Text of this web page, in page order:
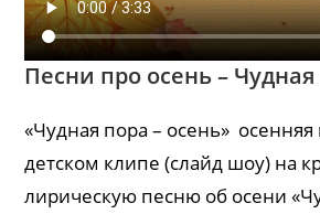
Песни про осень –
«Чудная пора – осень»
детском клипе (слайд шоу) на
лирическую песню об осени